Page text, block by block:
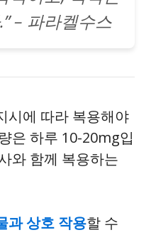
– 파라켈수스
시에 따라 복용해야
은 하루 10-20mg입
와 함께 복용하는
과 상호 작용할 수